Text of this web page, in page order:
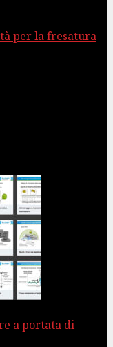
per la fresatura
a portata di